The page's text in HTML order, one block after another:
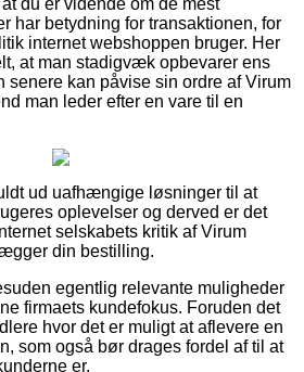
har betydning for transaktionen, for
internet webshoppen bruger. Her
at man stadigvæk opbevarer ens
senere kan påvise sin ordre af Virum
man leder efter en vare til en
ud uafhængige løsninger til at
oplevelser og derved er det
selskabets kritik af Virum
din bestilling.
egentlig relevante muligheder
firmaets kundefokus. Foruden det
hvor det er muligt at aflevere en
som også bør drages fordel af til at
er.